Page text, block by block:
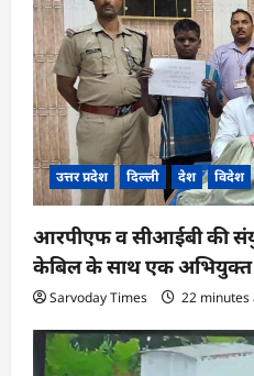
उत्तर प्रदेश दिल्ली देश विदेश
आरपीएफ व सीआईबी की
केबिल के साथ एक अभियुक्त
Sarvoday Times 22 minutes